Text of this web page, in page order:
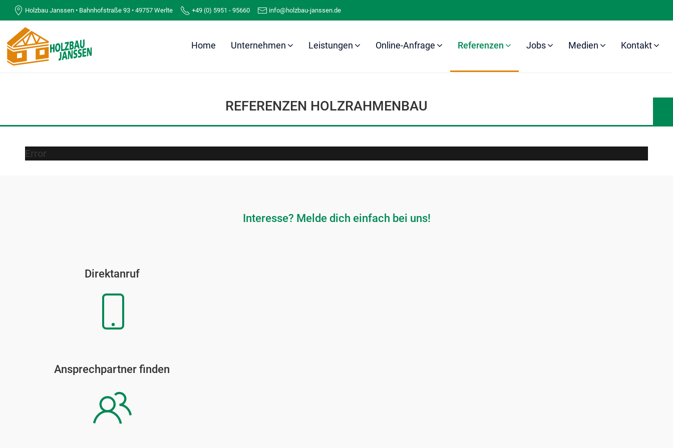
Holzbau Janssen • Bahnhofstraße 93 • 49757 Werlte +49 (0) 5951 - 95660 info@holzbau-janssen.de
Home Unternehmen Leistungen Online-Anfrage Referenzen Jobs Medien Kontakt
REFERENZEN HOLZRAHMENBAU
Error
Interesse? Melde dich einfach bei uns!
Direktanruf
Ansprechpartner finden